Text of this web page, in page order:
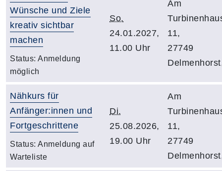
Wünsche und Ziele
kreativ sichtbar
machen
Status: Anmeldung
möglich
So.
24.01.2027,
11.00 Uhr
Am
11,
27749
Nähkurs für
Anfänger:innen und
Fortgeschrittene
Status: Anmeldung auf
Warteliste
Di.
25.08.2026,
19.00 Uhr
Am
11,
27749